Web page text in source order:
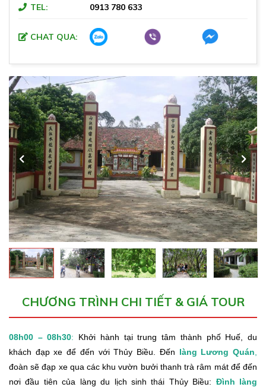
TEL: 0913 780 633
CHAT QUA:
CHƯƠNG TRÌNH CHI TIẾT & GIÁ TOUR
08h00 – 08h30: Khởi hành tại trung tâm thành phố Huế, du
khách đạp xe để đến với Thủy Biều. Đến làng Lương Quán
đoàn sẽ đạp xe qua các khu vườn bưởi thanh trà râm mát để đến
nơi đầu tiên của làng du lịch sinh thái Thủy Biều: Đình làng